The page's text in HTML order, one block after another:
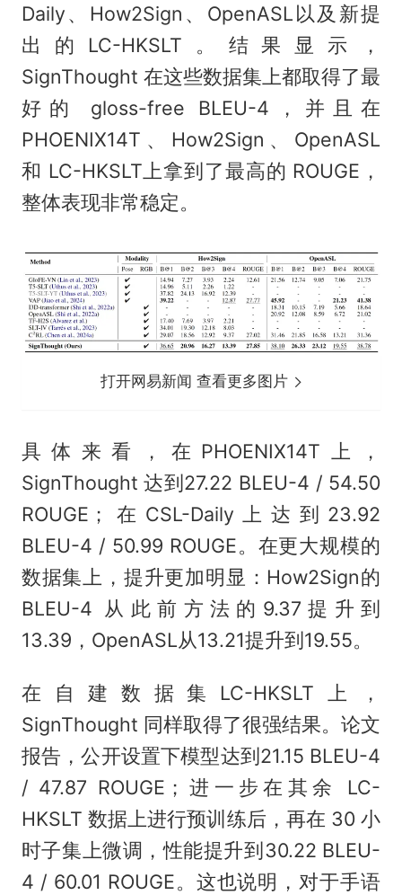
Daily、How2Sign、OpenASL以及新提
出的LC-HKSLT。结果显示，
SignThought 在这些数据集上都取得了最
好的 gloss-free BLEU-4，并且在
PHOENIX14T、How2Sign、OpenASL
和 LC-HKSLT上拿到了最高的 ROUGE，
整体表现非常稳定。
打开网易新闻 查看更多图片
具体来看，在PHOENIX14T上，
SignThought 达到27.22 BLEU-4 / 54.50
ROUGE；在CSL-Daily上达到23.92
BLEU-4 / 50.99 ROUGE。在更大规模的
数据集上，提升更加明显：How2Sign的
BLEU-4 从此前方法的9.37提升到
13.39，OpenASL从13.21提升到19.55。
在自建数据集LC-HKSLT上，
SignThought 同样取得了很强结果。论文
报告，公开设置下模型达到21.15 BLEU-4
/ 47.87 ROUGE；进一步在其余 LC-
HKSLT 数据上进行预训练后，再在 30 小
时子集上微调，性能提升到30.22 BLEU-
4 / 60.01 ROUGE。这也说明，对于手语